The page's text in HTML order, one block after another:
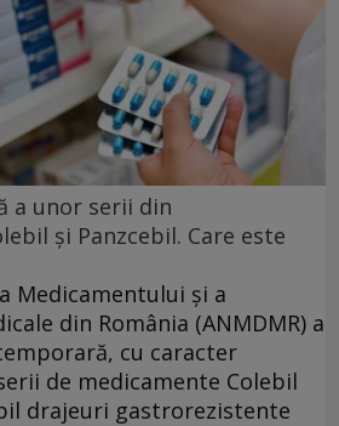
a unor serii din
și Panzcebil. Care este
Medicamentului și a
din România (ANMDMR) a
cu caracter
de medicamente Colebil
drajeuri gastrorezistente